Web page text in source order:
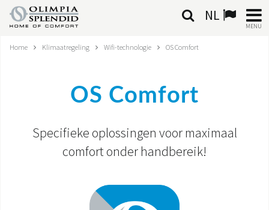
NL
MENU
NEDERLANDSE
VERWARMING
GEÏNTEGREERDE SYSTEMEN
Home Klimaatregeling Wifi-technologie OS Comfort
OS Comfort
Specifieke oplossingen voor maximaal
comfort onder handbereik!